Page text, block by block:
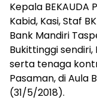
Kepala
Kabid, Kasi, Staf
Bank Mandiri
Bukittinggi sendiri,
serta tenaga
Pasaman, di Aula
(31/5/2018).